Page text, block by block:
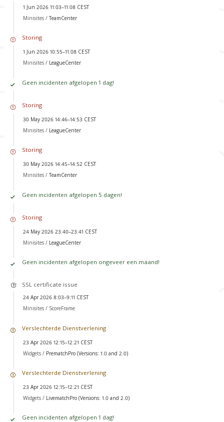
1 Jun 2026 11:03–11:08 CEST
Minisites /TeamCenter
Storing
1 Jun 2026 10:55–11:08 CEST
Minisites / LeagueCenter
Geen incidenten afgelopen 1 dag!
Storing
30 May 2026 14:46–14:53 CEST
Minisites / LeagueCenter
Storing
30 May 2026 14:45–14:52 CEST
Minisites /TeamCenter
Geen incidenten afgelopen 5 dagen!
Storing
24 May 2026 23:40–23:41 CEST
Minisites / LeagueCenter
Geen incidenten afgelopen ongeveer een maand!
SSL certificate issue
24 Apr 2026 8:03–9:11 CEST
Minisites / ScoreFrame
Verslechterde Dienstverlening
23 Apr 2026 12:15–12:21 CEST
Widgets / PrematchPro (Versions: 1.0 and 2.0)
Verslechterde Dienstverlening
23 Apr 2026 12:15–12:21 CEST
Widgets / LivematchPro (Versions: 1.0 and 2.0)
Geen incidenten afgelopen 1 dag!